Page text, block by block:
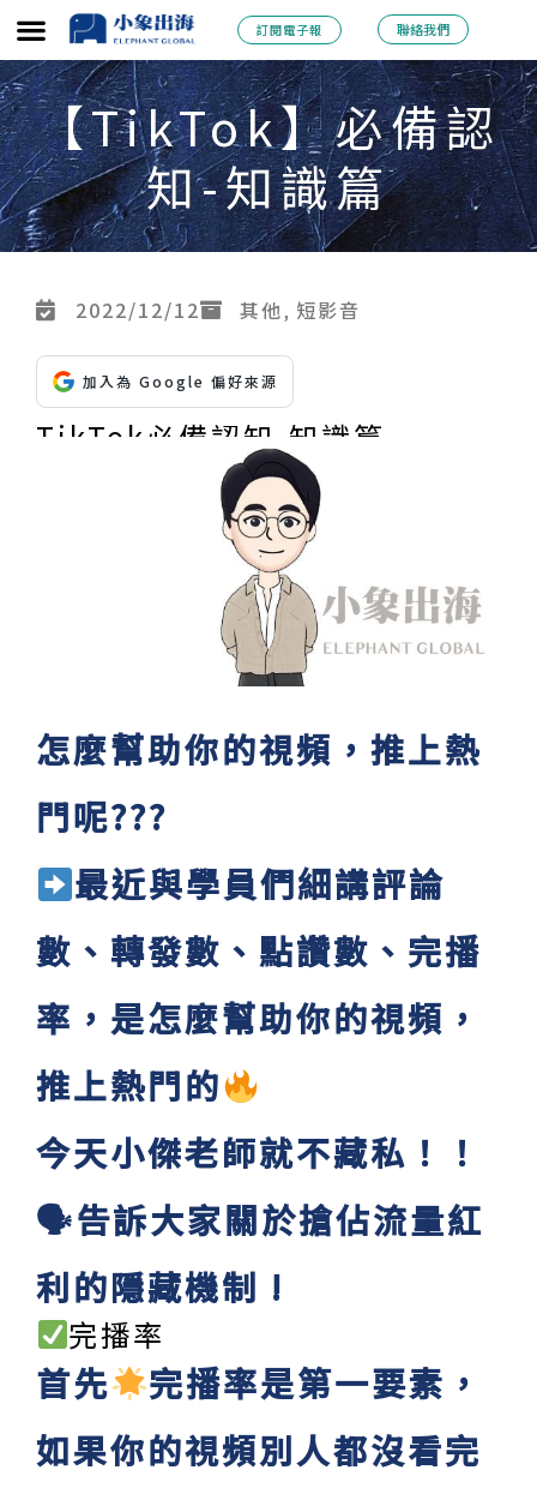
跳
至
主
要
內
容
訂閱電子報 聯絡我們
【TikTok】必備認
知-知識篇
2022/12/12 其他, 短影音
加入為 Google 偏好來源
TikTok必備認知-知識篇
怎麼幫助你的視頻，推上熱
門呢???
最近與學員們細講評論
數、轉發數、點讚數、完播
率，是怎麼幫助你的視頻，
推上熱門的
今天小傑老師就不藏私！！
🗣告訴大家關於搶佔流量紅
利的隱藏機制 !
完播率
首先
完播率是第一要素，
如果你的視頻別人都沒看完